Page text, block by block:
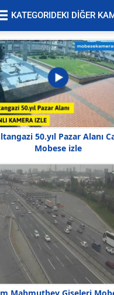
KATEGORIDEKI DİĞER
50.yıl Pazar Alanı
Mobese izle